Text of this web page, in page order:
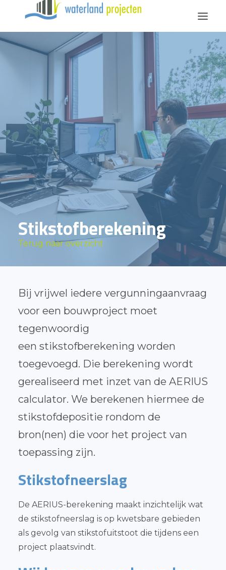
Vacatures
Contact
Bellen
Mailen
Stikstofberekening
Terug naar overzicht
Bij vrijwel iedere vergunningaanvraag
voor een bouwproject moet
tegenwoordig
een stikstofberekening worden
toegevoegd. Die berekening wordt
gerealiseerd met inzet van de AERIUS
calculator. We berekenen hiermee de
stikstofdepositie rondom de
bron(nen) die voor het project van
toepassing zijn.
Stikstofneerslag
De AERIUS-berekening maakt inzichtelijk wat
de stikstofneerslag is op kwetsbare gebieden
als gevolg van stikstofuitstoot die tijdens een
project plaatsvindt.